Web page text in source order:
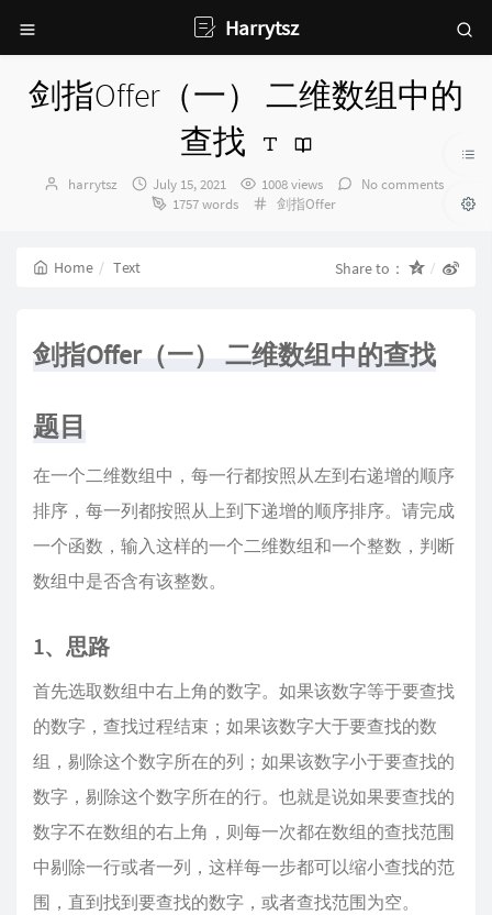
Harrytsz
剑指Offer（一） 二维数组中的
查找
Author：
harrytsz
发
布
July 15, 2021 1008 views
No comments
1757 words
Categories：
剑指Offer
Home Text Share to：
剑指Offer（一） 二维数组中的查找
题目
在一个二维数组中，每一行都按照从左到右递增的顺序
排序，每一列都按照从上到下递增的顺序排序。请完成
一个函数，输入这样的一个二维数组和一个整数，判断
数组中是否含有该整数。
1、思路
首先选取数组中右上角的数字。如果该数字等于要查找
的数字，查找过程结束；如果该数字大于要查找的数
组，剔除这个数字所在的列；如果该数字小于要查找的
数字，剔除这个数字所在的行。也就是说如果要查找的
数字不在数组的右上角，则每一次都在数组的查找范围
中剔除一行或者一列，这样每一步都可以缩小查找的范
围，直到找到要查找的数字，或者查找范围为空。